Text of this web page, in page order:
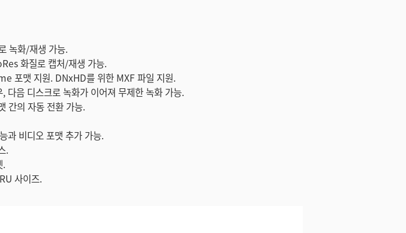
녹화/재생 가능.
화질로 캡처/재생 가능.
포맷 지원. DNxHD를 위한 MXF 파일 지원.
다음 디스크로 녹화가 이어져 무제한 녹화 가능.
간의 자동 전환 가능.
과 비디오 포맷 추가 가능.
.
.
사이즈.